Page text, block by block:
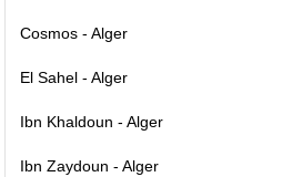
Cosmos - Alger
El Sahel - Alger
Ibn Khaldoun - Alger
Ibn Zaydoun - Alger